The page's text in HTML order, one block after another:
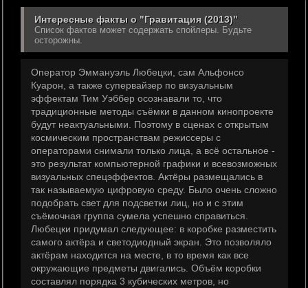
Интересные факты о "Гравитация (2013)"
Список фактов может содержать спойлеры. Будьте
осторожны.
Оператор Эммануэль Любецки, сам Альфонсо
Куарон, а также супервайзер по визуальным
эффектам Тим Уэббер осознавали то, что
традиционные методы съёмки в данном кинопроекте
будут неактуальными. Поэтому в сценах с открытым
космическим пространствам режиссеры с
операторами снимали только лица, а всё остальное -
это результат компьютерной графики и всевозможных
визуальных спецэффектов. Актёры размещались в
так называемую цифровую среду. Было очень сложно
подобрать свет для подсветки лиц, но и с этим
съёмочная группа сумела успешно справиться.
Любецки придумал следующее: в коробке разместить
самого актёра и светодиодный экран. Это позволяло
актёрам находится на месте, в то время как все
окружающие предметы двигались. Объём коробки
составлял порядка 3 кубических метров, но